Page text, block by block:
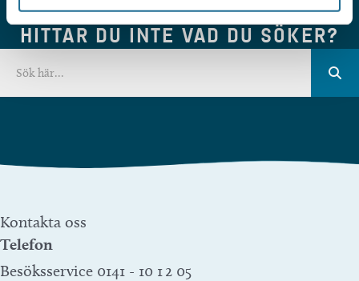
HITTAR DU INTE VAD DU SÖKER?
Kontakta oss
Telefon
Besöksservice 0141 - 10 1 2 05